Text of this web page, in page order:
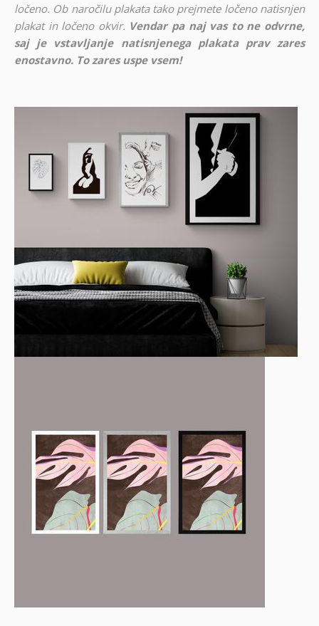
ločeno. Ob naročilu plakata tako prejmete ločeno natisnjen
plakat in ločeno okvir. Vendar pa naj vas to ne odvrne,
saj je vstavljanje natisnjenega plakata prav zares
enostavno. To zares uspe vsem!